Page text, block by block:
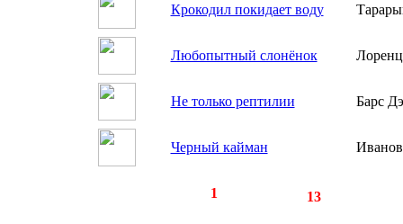
Крокодил покидает воду
Любопытный слонёнок
Не только рептилии Барс
Черный кайман
1 13